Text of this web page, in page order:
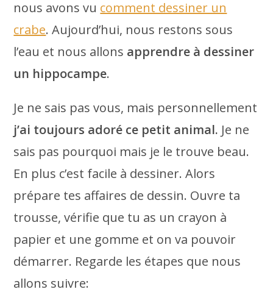
nous avons vu comment dessiner un
crabe. Aujourd’hui, nous restons sous
l’eau et nous allons apprendre à dessiner
un hippocampe.
Je ne sais pas vous, mais personnellement
j’ai toujours adoré ce petit animal. Je ne
sais pas pourquoi mais je le trouve beau.
En plus c’est facile à dessiner. Alors
prépare tes affaires de dessin. Ouvre ta
trousse, vérifie que tu as un crayon à
papier et une gomme et on va pouvoir
démarrer. Regarde les étapes que nous
allons suivre: